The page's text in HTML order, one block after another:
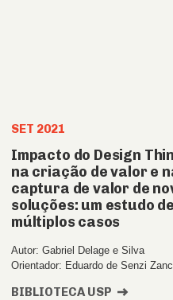
SET 2021
Impacto do Design
na criação de valor e
captura de valor de
soluções: um estudo
múltiplos casos
Autor: Gabriel Delage e Silva
Orientador: Eduardo de Senzi
BIBLIOTECA USP